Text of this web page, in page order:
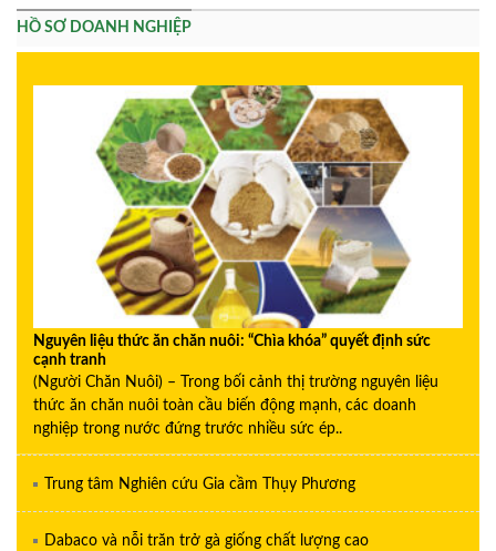
HỒ SƠ DOANH NGHIỆP
Nguyên liệu thức ăn chăn nuôi: “Chìa khóa” quyết định sức
cạnh tranh
(Người Chăn Nuôi) – Trong bối cảnh thị trường nguyên liệu
thức ăn chăn nuôi toàn cầu biến động mạnh, các doanh
nghiệp trong nước đứng trước nhiều sức ép..
Trung tâm Nghiên cứu Gia cầm Thụy Phương
Dabaco và nỗi trăn trở gà giống chất lượng cao